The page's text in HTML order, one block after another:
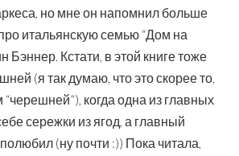
но мне он напомнил больше
итальянскую семью “Дом на
Бэннер. Кстати, в этой книге тоже
(я так думаю, что это скорее то,
когда одна из главных
сережки из ягод, а главный
(ну почти :)) Пока читала,